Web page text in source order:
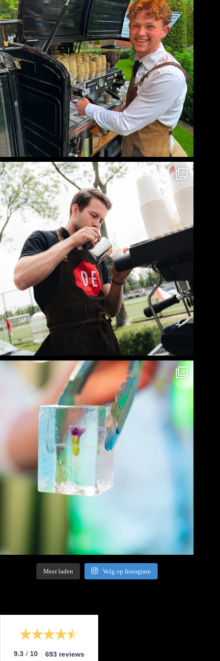
Meer laden Volg op Instagram
9.3 / 10 693 reviews